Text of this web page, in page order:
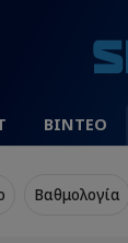
ΒΙΝΤΕΟ
Βαθμολογία